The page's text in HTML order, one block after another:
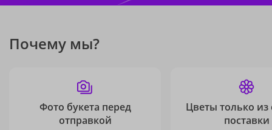
Почему мы?
Фото букета перед
отправкой
Цветы только из
поставки